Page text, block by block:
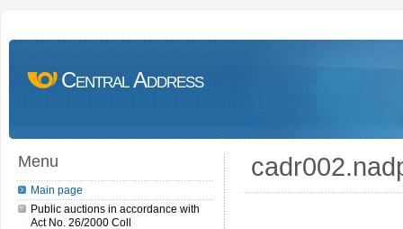
Central Address
Menu
Main page
Public auctions in accordance with
Act No. 26/2000 Coll